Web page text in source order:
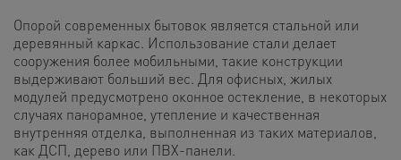
Опорой современных бытовок является стальной или
деревянный каркас. Использование стали делает
сооружения более мобильными, такие конструкции
выдерживают больший вес. Для офисных, жилых
модулей предусмотрено оконное остекление, в некоторых
случаях панорамное, утепление и качественная
внутренняя отделка, выполненная из таких материалов,
как ДСП, дерево или ПВХ-панели.